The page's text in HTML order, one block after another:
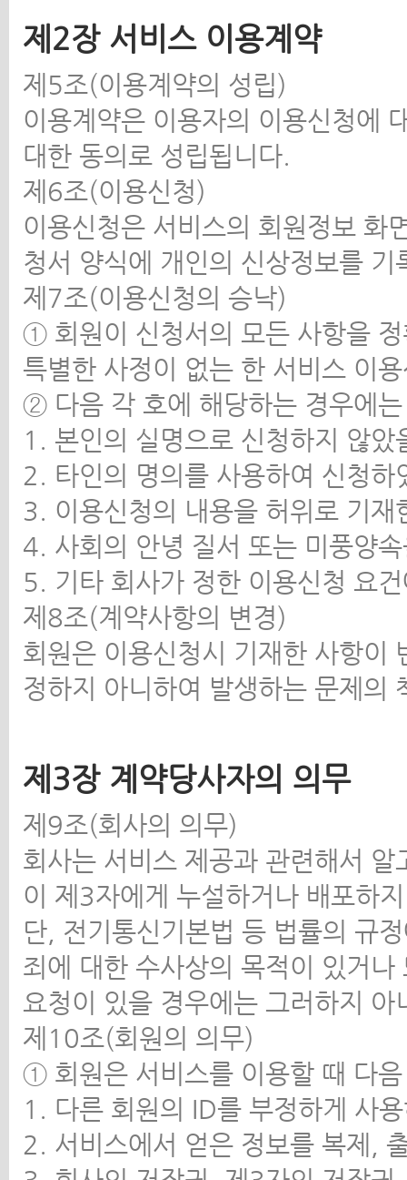
제2장 서비스 이용계약
제5조(이용계약의 성립)
이용계약은 이용자의 이용신청에
대한 동의로 성립됩니다.
제6조(이용신청)
이용신청은 서비스의 회원정보 화
청서 양식에 개인의 신상정보를
제7조(이용신청의 승낙)
① 회원이 신청서의 모든 사항을
특별한 사정이 없는 한 서비스 이
② 다음 각 호에 해당하는 경우에
1. 본인의 실명으로 신청하지 않았
2. 타인의 명의를 사용하여 신청하
3. 이용신청의 내용을 허위로 기재
4. 사회의 안녕 질서 또는 미풍양
5. 기타 회사가 정한 이용신청 요
제8조(계약사항의 변경)
회원은 이용신청시 기재한 사항이
정하지 아니하여 발생하는 문제의
제3장 계약당사자의 의무
제9조(회사의 의무)
회사는 서비스 제공과 관련해서
이 제3자에게 누설하거나 배포하
단, 전기통신기본법 등 법률의 규
죄에 대한 수사상의 목적이 있거
요청이 있을 경우에는 그러하지
제10조(회원의 의무)
① 회원은 서비스를 이용할 때 다
1. 다른 회원의 ID를 부정하게 사
2. 서비스에서 얻은 정보를 복제,